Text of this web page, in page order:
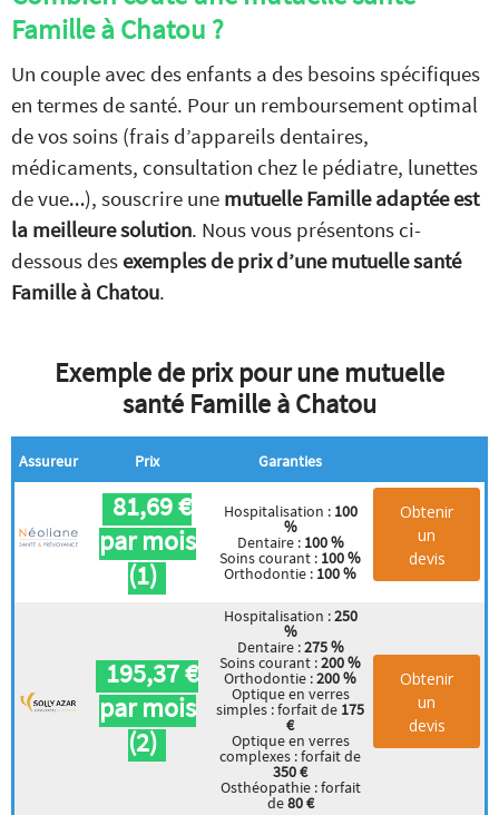
Famille à Chatou ?
Un couple avec des enfants a des besoins spécifiques
en termes de santé. Pour un remboursement optimal
de vos soins (frais d’appareils dentaires,
médicaments, consultation chez le pédiatre, lunettes
de vue…), souscrire une mutuelle Famille adaptée est
la meilleure solution. Nous vous présentons ci-
dessous des exemples de prix d’une mutuelle santé
Famille à Chatou.
Exemple de prix pour une mutuelle
santé Famille à Chatou
Assureur Prix Garanties
81,69 €
par mois
(1)
Hospitalisation : 100
%
Dentaire : 100 %
Soins courant : 100 %
Orthodontie : 100 %
Obtenir
un
devis
195,37 €
par mois
(2)
Hospitalisation :250
%
Dentaire :275 %
Soins courant :200 %
Orthodontie :200 %
Optique en verres
simples : forfait de 175
€
Optique en verres
complexes : forfait de
350 €
Osthéopathie : forfait
de80 €
Obtenir
un
devis